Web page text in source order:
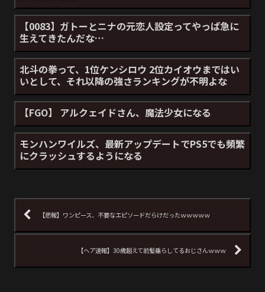
【0083】ガトーとニナの元恋人設定ってやっぱ急に
生えてきたんだな…
北斗の拳って、1位ケンシロウ 2位カイオウまではい
いとして、それ以降の強さランキングが不明よな
【FGO】 アルクェイドさん、魔法少女になる
モンハンワイルズ、最新アップデートでPS5でも頻繁
にクラッシュするようになる
【悲報】ワンピース、不要なエピソードだらけだったｗｗｗｗｗ
【ヘア速報】30歳超えて前髪垂らしてるおじさんｗｗｗ